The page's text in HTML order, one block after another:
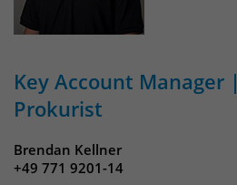
Key Account Manager |
Prokurist
Brendan Kellner
+49 771 9201-14